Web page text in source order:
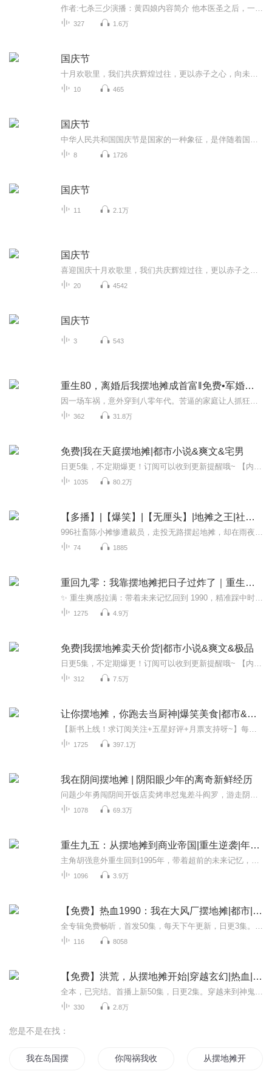
327 1.6万
国庆节
10 465
国庆节
8 1726
国庆节
11 2.1万
国庆节
20 4542
国庆节
3 543
重生80，离婚后我摆地摊成首富‖免费•军婚逆袭
362 31.8万
免费|我在天庭摆地摊|都市小说&爽文&宅男
1035 80.2万
【多播】|【爆笑】|【无厘头】|地摊之王|社畜靠摆地摊逆袭的传奇
74 1885
重回九零：我靠摆地摊把日子过炸了｜重生逆袭爽翻天
1275 4.9万
免费|我摆地摊卖天价货|都市小说&爽文&极品
312 7.5万
让你摆地摊，你跑去当厨神|爆笑美食|都市&系统流
1725 397.1万
我在阴间摆地摊 | 阴阳眼少年的离奇新鲜经历
1078 69.3万
重生九五：从摆地摊到商业帝国|重生逆袭|年代爽文
1096 3.9万
【免费】热血1990：我在大风厂摆地摊|都市|逆袭|AI多播
116 8058
【免费】洪荒，从摆地摊开始|穿越玄幻|热血|AI多播
330 2.8万
您是不是在找：
我在岛国摆地摊 你闯祸我收摊 从摆地摊开始崛起